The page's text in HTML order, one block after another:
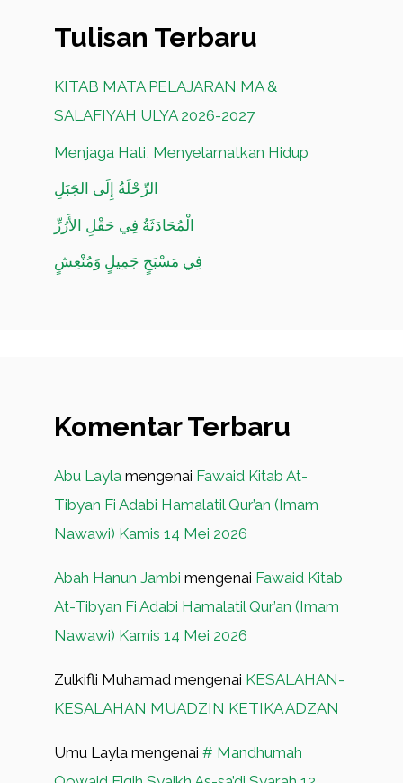
Tulisan Terbaru
KITAB MATA PELAJARAN MA &
SALAFIYAH ULYA 2026-2027
Menjaga Hati, Menyelamatkan Hidup
الرِّحْلَةُ إِلَى الجَبَلِ
الْمُحَادَثَةُ فِي حَقْلِ الأَرُزِّ
فِي مَسْبَحٍ جَمِيلٍ وَمُنْعِشٍ
Komentar Terbaru
Abu Layla mengenai Fawaid Kitab At-
Tibyan Fi Adabi Hamalatil Qur’an (Imam
Nawawi) Kamis 14 Mei 2026
Abah Hanun Jambi mengenai Fawaid Kitab
At-Tibyan Fi Adabi Hamalatil Qur’an (Imam
Nawawi) Kamis 14 Mei 2026
Zulkifli Muhamad mengenai KESALAHAN-
KESALAHAN MUADZIN KETIKA ADZAN
Umu Layla mengenai # Mandhumah